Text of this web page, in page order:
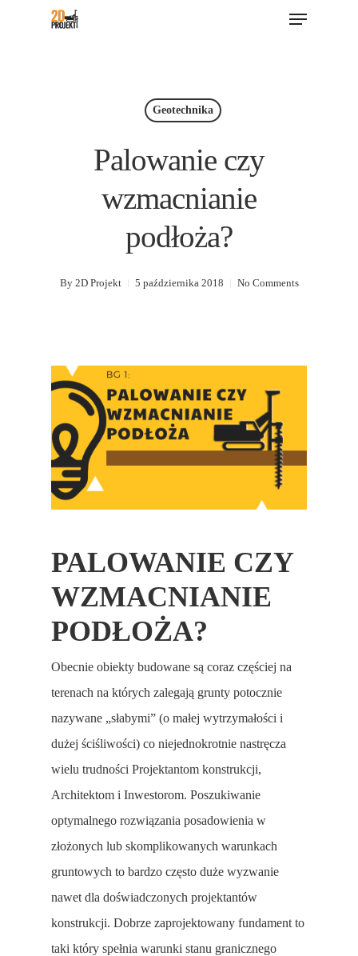
Menu
Geotechnika
Palowanie czy
wzmacnianie
podłoża?
By 2D Projekt 5 października 2018 No Comments
PALOWANIE CZY
WZMACNIANIE
PODŁOŻA?
Obecnie obiekty budowane są coraz częściej na
terenach na których zalegają grunty potocznie
nazywane „słabymi” (o małej wytrzymałości i
dużej ściśliwości) co niejednokrotnie nastręcza
wielu trudności Projektantom konstrukcji,
Architektom i Inwestorom. Poszukiwanie
optymalnego rozwiązania posadowienia w
złożonych lub skomplikowanych warunkach
gruntowych to bardzo często duże wyzwanie
nawet dla doświadczonych projektantów
konstrukcji. Dobrze zaprojektowany fundament to
taki który spełnia warunki stanu granicznego